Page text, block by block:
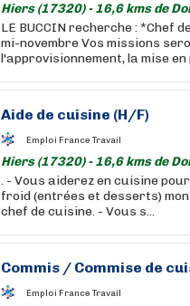
Hiers (17320) - 16,6 kms de
LE BUCCIN recherche : *Chef
mi-novembre Vos missions
l'approvisionnement, la mise en
Aide de cuisine (H/F)
Emploi France Travail
Hiers (17320) - 16,6 kms de
. - Vous aiderez en cuisine
froid (entrées et desserts)
chef de cuisine. - Vous s...
Commis / Commise de
Emploi France Travail